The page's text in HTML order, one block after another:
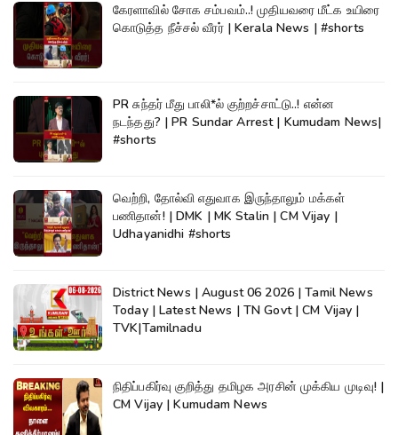
கேரளாவில் சோக சம்பவம்..! முதியவரை மீட்க உயிரை
கொடுத்த நீச்சல் வீரர் | Kerala News | #shorts
PR சுந்தர் மீது பாலி*ல் குற்றச்சாட்டு..! என்ன
நடந்தது? | PR Sundar Arrest | Kumudam News|
#shorts
வெற்றி, தோல்வி எதுவாக இருந்தாலும் மக்கள்
பணிதான்! | DMK | MK Stalin | CM Vijay |
Udhayanidhi #shorts
District News | August 06 2026 | Tamil News
Today | Latest News | TN Govt | CM Vijay |
TVK|Tamilnadu
நிதிப்பகிர்வு குறித்து தமிழக அரசின் முக்கிய முடிவு! |
CM Vijay | Kumudam News